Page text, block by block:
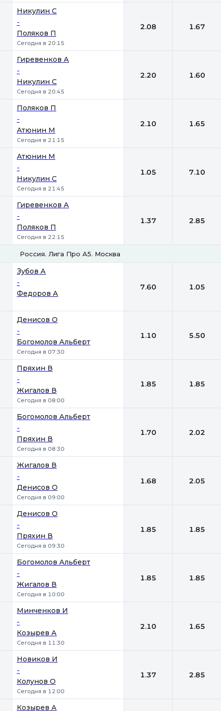
Никулин С
-
Поляков П
Сегодня в 20:15
2.08 1.67
Гиревенков А
-
Никулин С
Сегодня в 20:45
2.20 1.60
Поляков П
-
Атюнин М
Сегодня в 21:15
2.10 1.65
Атюнин М
-
Никулин С
Сегодня в 21:45
1.05 7.10
Гиревенков А
-
Поляков П
Сегодня в 22:15
1.37 2.85
Россия. Лига Про А5. Москва
Зубов А
-
Федоров А
7.60 1.05
Денисов О
-
Богомолов Альберт
Сегодня в 07:30
1.10 5.50
Пряхин В
-
Жигалов В
Сегодня в 08:00
1.85 1.85
Богомолов Альберт
-
Пряхин В
Сегодня в 08:30
1.70 2.02
Жигалов В
-
Денисов О
Сегодня в 09:00
1.68 2.05
Денисов О
-
Пряхин В
Сегодня в 09:30
1.85 1.85
Богомолов Альберт
-
Жигалов В
Сегодня в 10:00
1.85 1.85
Минченков И
-
Козырев А
Сегодня в 11:30
2.10 1.65
Новиков И
-
Колунов О
Сегодня в 12:00
1.37 2.85
Козырев А